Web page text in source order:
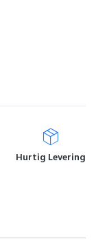
Hurtig Levering